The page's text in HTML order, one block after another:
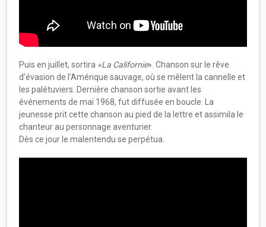
Puis en juillet, sortira «La Californie». Chanson sur le rêve
d’évasion de l’Amérique sauvage, où se mêlent la cannelle et
les palétuviers. Dernière chanson sortie avant les
événements de mai 1968, fut diffusée en boucle. La
jeunesse prit cette chanson au pied de la lettre et assimila le
chanteur au personnage aventurier.
Dès ce jour le malentendu se perpétua.